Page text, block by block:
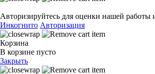
Авторизируйтесь для оценки нашей работы
Инкогнито Авторизация
Корзина
В корзине пусто
Закрыть